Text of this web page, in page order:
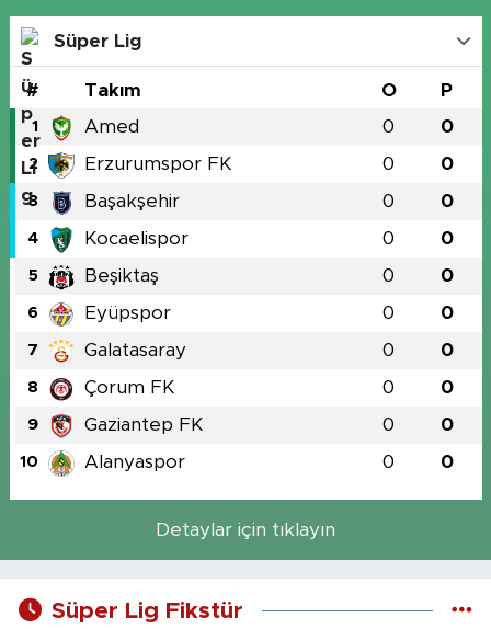
Süper Lig
# Takım O P
1 Amed 0 0
2 Erzurumspor FK 0 0
3 Başakşehir 0 0
4 Kocaelispor 0 0
5 Beşiktaş 0 0
6 Eyüpspor 0 0
7 Galatasaray 0 0
8 Çorum FK 0 0
9 Gaziantep FK 0 0
10 Alanyaspor 0 0
Detaylar için tıklayın
Süper Lig Fikstür